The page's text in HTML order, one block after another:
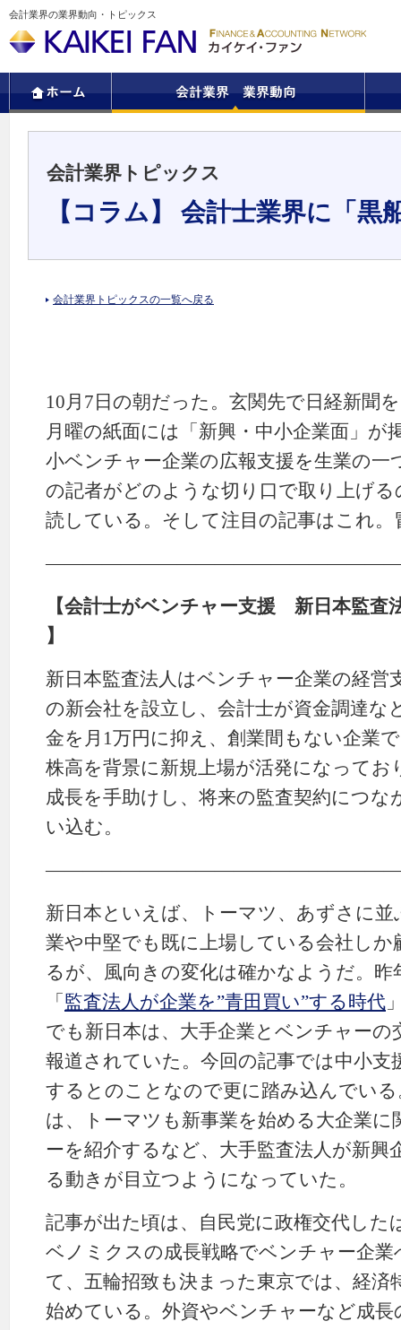
会計業界の業界動向・トピックス
会計業界トピックス
【コラム】 会計士業界に「黒
会計業界トピックスの一覧へ戻る
10月7日の朝だった。玄関先で日経新聞
月曜の紙面には「新興・中小企業面」が
小ベンチャー企業の広報支援を生業の一
の記者がどのような切り口で取り上げ
読している。そして注目の記事はこれ。
【会計士がベンチャー支援 新日本監査
】
新日本監査法人はベンチャー企業の経営
の新会社を設立し、会計士が資金調達な
金を月1万円に抑え、創業間もない企業
株高を背景に新規上場が活発になってお
成長を手助けし、将来の監査契約につな
い込む。
新日本といえば、トーマツ、あずさに並
業や中堅でも既に上場している会社し
るが、風向きの変化は確かなようだ。
「 監査法人が企業を”青田買い”する時代
でも新日本は、大手企業とベンチャーの
報道されていた。今回の記事では中小支
するとのことなので更に踏み込んでい
は、トーマツも新事業を始める大企業に
ーを紹介するなど、大手監査法人が新興
る動きが目立つようになっていた。
記事が出た頃は、自民党に政権交代した
ベノミクスの成長戦略でベンチャー企
て、五輪招致も決まった東京では、経済
始めている。外資やベンチャーなど成